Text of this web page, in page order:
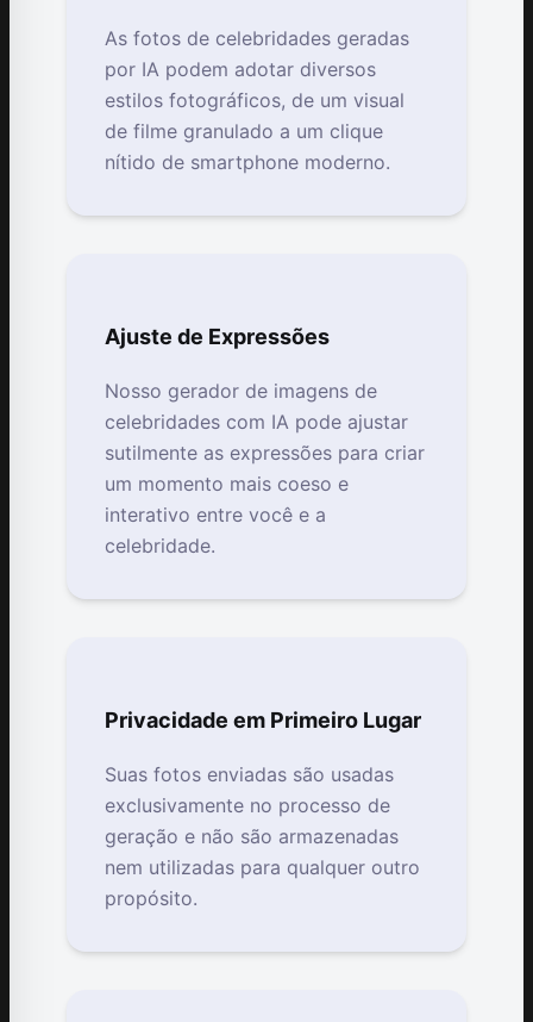
As fotos de celebridades geradas
por IA podem adotar diversos
estilos fotográficos, de um visual
de filme granulado a um clique
nítido de smartphone moderno.
Ajuste de Expressões
Nosso gerador de imagens de
celebridades com IA pode ajustar
sutilmente as expressões para criar
um momento mais coeso e
interativo entre você e a
celebridade.
Privacidade em Primeiro Lugar
Suas fotos enviadas são usadas
exclusivamente no processo de
geração e não são armazenadas
nem utilizadas para qualquer outro
propósito.